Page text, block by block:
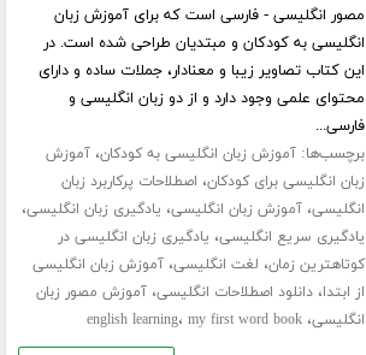
مصور انگلیسی - فارسی است که برای آموزش زبان
انگلیسی به کودکان و مبتدیان طراحی شده است. در
این کتاب تصاویر زیبا و معنادار، جملات ساده و دارای
محتوای علمی وجود دارد و از دو زبان انگلیسی و
فارسی...
برچسب‌ها:آموزش زبان انگلیسی به کودکان،آموزش
زبان انگلیسی برای کودکان، اصطلاحات پرکاربرد زبان
انگلیسی،آموزش زبان انگلیسی، یادگیری زبان انگلیسی،
یادگیری سریع انگلیسی، یادگیری زبان انگلیسی در
کوتاهترین زمان، لغت انگلیسی،آموزش زبان انگلیسی
از ابتدا،دانلود اصطلاحات انگلیسی،آموزش مصور زبان
انگلیسی، english learning، my first word book